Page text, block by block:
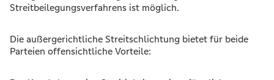
Streitbeilegungsverfahrens ist möglich.
Die außergerichtliche Streitschlichtung bietet für beide
Parteien offensichtliche Vorteile: